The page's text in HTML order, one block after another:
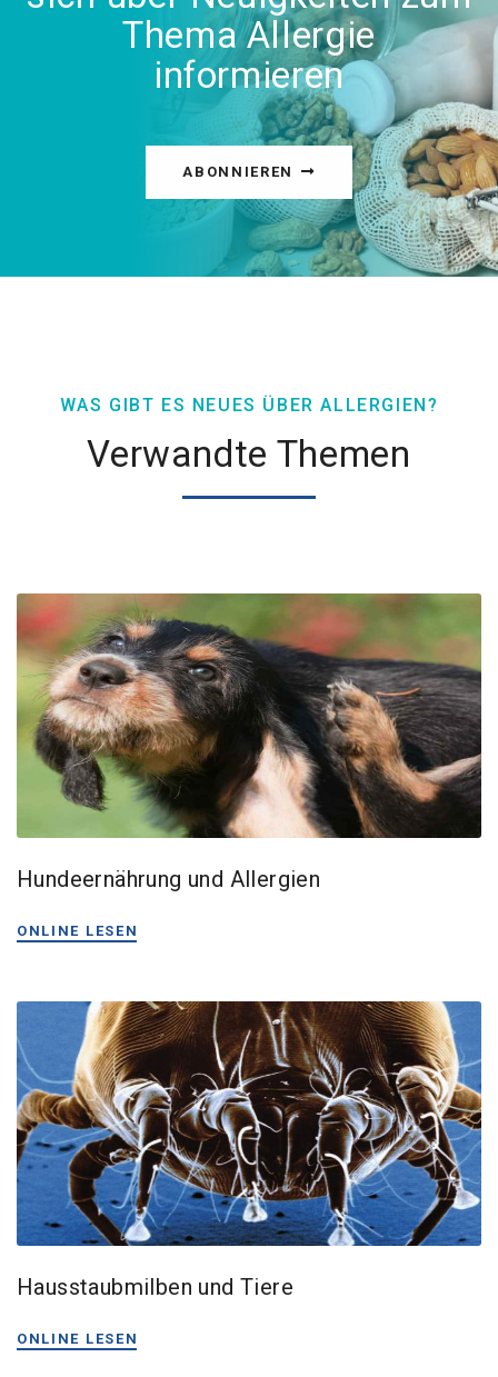
Thema Allergie
informieren
ABONNIEREN
WAS GIBT ES NEUES ÜBER ALLERGIEN?
Verwandte Themen
Hundeernährung und Allergien
ONLINE LESEN
Hausstaubmilben und Tiere
ONLINE LESEN